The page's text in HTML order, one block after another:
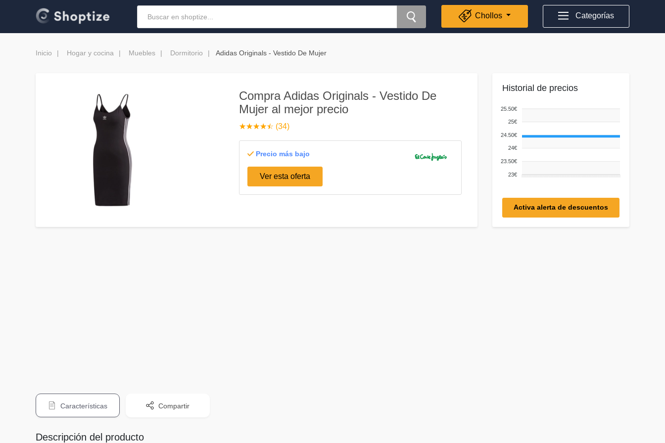
Chollos Categorías
Inicio Hogar y cocina Muebles Dormitorio Adidas Originals - Vestido De Mujer
Compra Adidas Originals - Vestido De
Mujer al mejor precio
☆☆☆☆☆
★★★★★ (34)
Precio más bajo
Ver esta oferta
Historial de precios
25.50€
25€
24.50€
24€
23.50€
23€
Activa alerta de descuentos
Características Compartir
Descripción del producto